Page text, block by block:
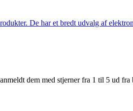
De har et bredt udvalg af
dem med stjerner fra 1 til 5 ud